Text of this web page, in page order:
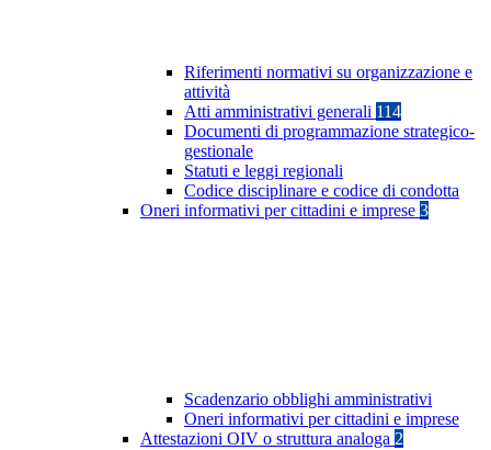
Riferimenti normativi su organizzazione e
attività
Atti amministrativi generali 114
Documenti di programmazione strategico-
gestionale
Statuti e leggi regionali
Codice disciplinare e codice di condotta
Oneri informativi per cittadini e imprese 3
Scadenzario obblighi amministrativi
Oneri informativi per cittadini e imprese
Attestazioni OIV o struttura analoga 2